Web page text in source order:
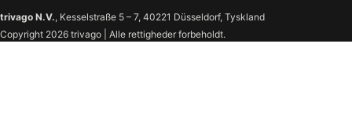
trivago N.V., Kesselstraße 5 – 7, 40221 Düsseldorf, Tyskland
Copyright 2026 trivago | Alle rettigheder forbeholdt.